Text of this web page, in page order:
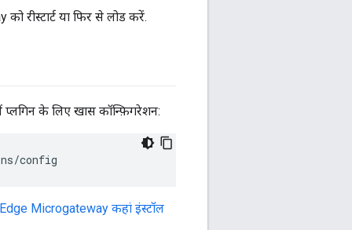
रीस्टार्ट या फिर से लोड करें.
प्लगिन के लिए खास कॉन्फ़िगरेशन:
/config
Microgateway कहां इंस्टॉल